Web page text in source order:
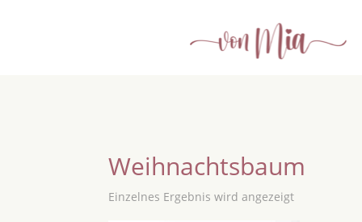
Weihnachtsbaum
Einzelnes Ergebnis wird angezeigt